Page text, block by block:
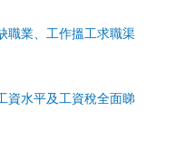
職業、工作搵工求職渠
資水平及工資稅全面睇